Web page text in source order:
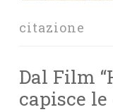
citazione
Dal Film
capisce le